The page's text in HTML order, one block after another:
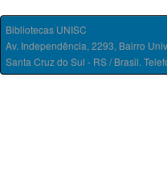
Bibliotecas UNISC
Av. Independência, 2293, Bairro
Santa Cruz do Sul - RS / Brasil.